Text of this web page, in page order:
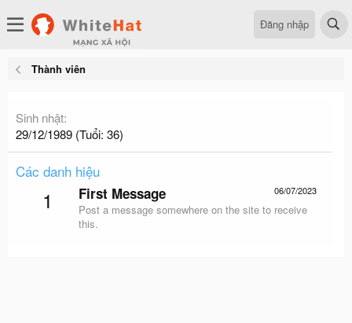
Đăng nhập
Thành viên
Sinh nhật
29/12/1989 (Tuổi: 36)
Các danh hiệu
1 06/07/2023
First Message
Post a message somewhere on the site to receive
this.